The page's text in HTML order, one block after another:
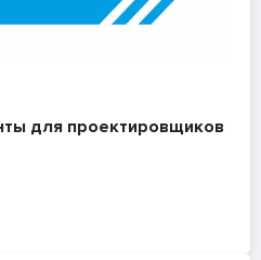
для проектировщиков